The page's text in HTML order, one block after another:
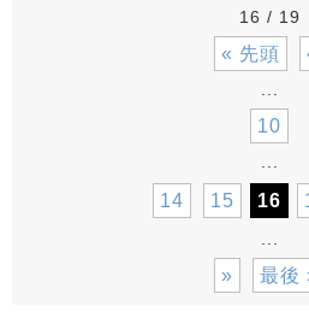
16 / 19
« 先頭
10
14 15 16
» 最後